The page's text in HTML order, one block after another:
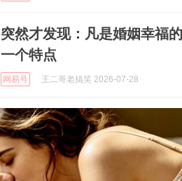
突然才发现：凡是婚姻幸福
一个特点
网易号 王二哥老搞笑 2026-07-28